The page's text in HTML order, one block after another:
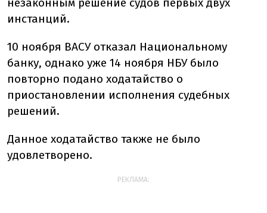
незаконным решение судов первых двух
инстанций.
10 ноября ВАСУ отказал Национальному
банку, однако уже 14 ноября НБУ было
повторно подано ходатайство о
приостановлении исполнения судебных
решений.
Данное ходатайство также не было
удовлетворено.
РЕКЛАМА: